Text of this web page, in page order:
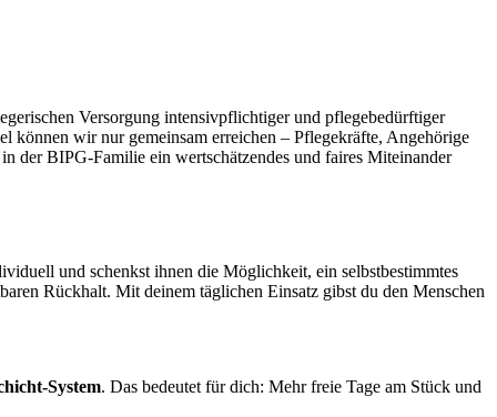
Versorgung intensivpflichtiger und pflegebedürftiger
können wir nur gemeinsam erreichen – Pflegekräfte, Angehörige
der BIPG-Familie ein wertschätzendes und faires Miteinander
und schenkst ihnen die Möglichkeit, ein selbstbestimmtes
Rückhalt. Mit deinem täglichen Einsatz gibst du den Menschen
System. Das bedeutet für dich: Mehr freie Tage am Stück und